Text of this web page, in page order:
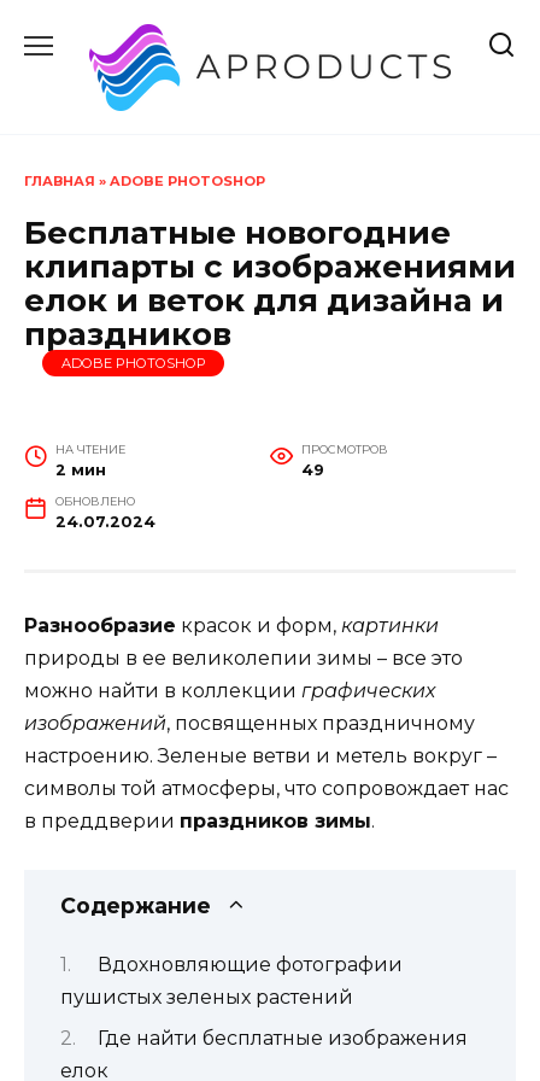
содержанию
ГЛАВНАЯ » ADOBE PHOTOSHOP
Бесплатные новогодние
клипарты с изображениями
елок и веток для дизайна и
праздников
ADOBE PHOTOSHOP
НА ЧТЕНИЕ
2 мин
ПРОСМОТРОВ
49
ОБНОВЛЕНО
24.07.2024
Разнообразие красок и форм, картинки
природы в ее великолепии зимы – все это
можно найти в коллекции графических
изображений, посвященных праздничному
настроению. Зеленые ветви и метель вокруг –
символы той атмосферы, что сопровождает нас
в преддверии праздников зимы.
Содержание
Вдохновляющие фотографии
пушистых зеленых растений
Где найти бесплатные изображения
елок